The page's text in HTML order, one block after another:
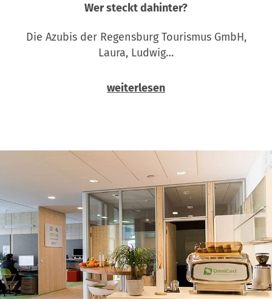
Wer steckt dahinter?
Die Azubis der Regensburg Tourismus GmbH,
Laura, Ludwig…
weiterlesen